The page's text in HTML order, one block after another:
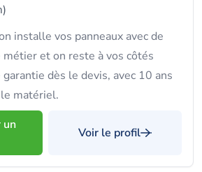
installe vos panneaux avec de
et on reste à vos côtés
dès le devis, avec 10 ans
matériel.
un
Voir le profil